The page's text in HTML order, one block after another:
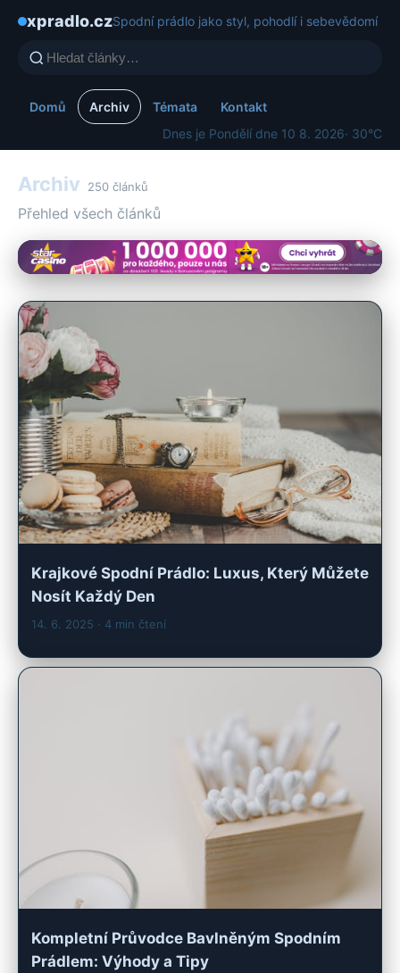
xpradlo.czSpodní prádlo jako styl, pohodlí i sebevědomí
Domů Archiv Témata
Kontakt
Dnes je Pondělí dne 10 8. 2026· 30°C
Archiv 250 článků
Přehled všech článků
Krajkové Spodní Prádlo: Luxus, Který Můžete
Nosít Každý Den
14. 6. 2025 · 4 min čtení
Kompletní Průvodce Bavlněným Spodním
Prádlem: Výhody a Tipy